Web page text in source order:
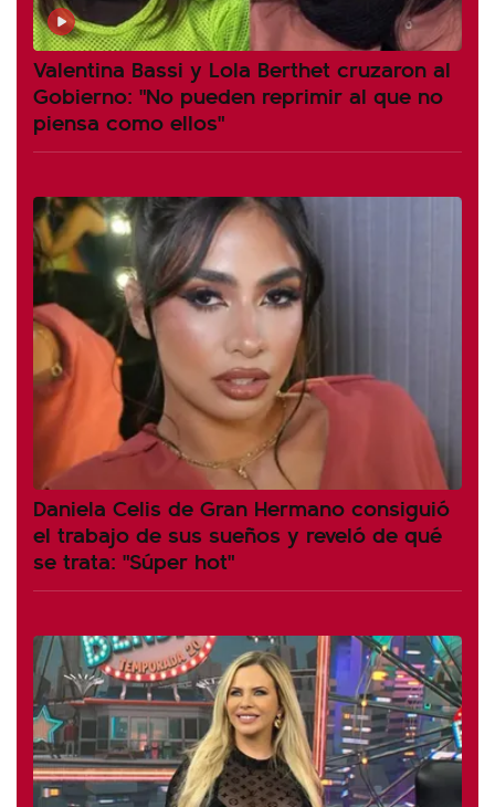
Valentina Bassi y Lola Berthet cruzaron al
Gobierno: "No pueden reprimir al que no
piensa como ellos"
Daniela Celis de Gran Hermano consiguió
el trabajo de sus sueños y reveló de qué
se trata: "Súper hot"